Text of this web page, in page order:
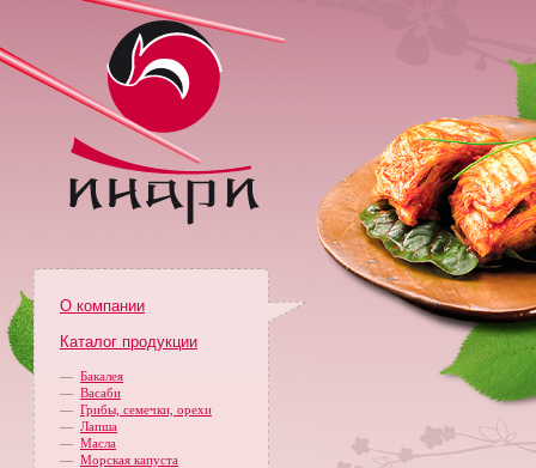
О компании
Каталог продукции
— Бакалея
— Васаби
— Грибы, семечки, орехи
— Лапша
— Масла
— Морская капуста